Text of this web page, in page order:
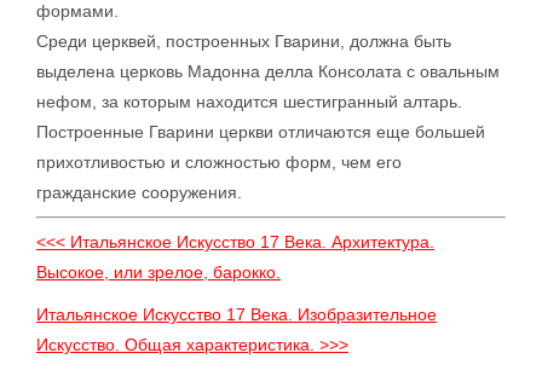
формами.
Среди церквей, построенных Гварини, должна быть
выделена церковь Мадонна делла Консолата с овальным
нефом, за которым находится шестигранный алтарь.
Построенные Гварини церкви отличаются еще большей
прихотливостью и сложностью форм, чем его
гражданские сооружения.
<<< Итальянское Искусство 17 Века. Архитектура.
Высокое, или зрелое, барокко.
Итальянское Искусство 17 Века. Изобразительное
Искусство. Общая характеристика. >>>